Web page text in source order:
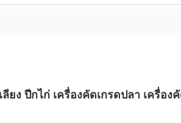
ยง ปีกไก่ เครื่องคัดเกรดปลา เครื่อ